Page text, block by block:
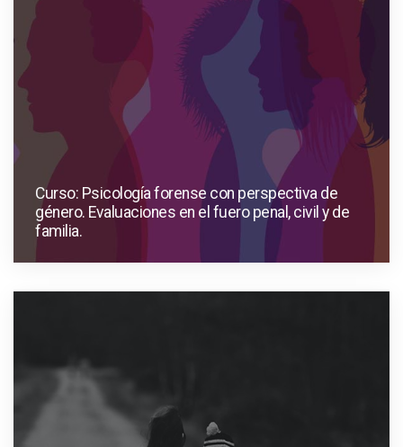
Curso: Psicología forense con perspectiva de
género. Evaluaciones en el fuero penal, civil y de
familia.